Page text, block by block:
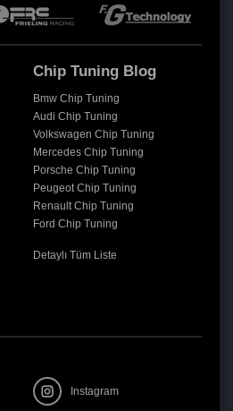
Chip Tuning Blog
Bmw Chip Tuning
Audi Chip Tuning
Volkswagen Chip Tuning
Mercedes Chip Tuning
Porsche Chip Tuning
Peugeot Chip Tuning
Renault Chip Tuning
Ford Chip Tuning
Detaylı Tüm Liste
Instagram